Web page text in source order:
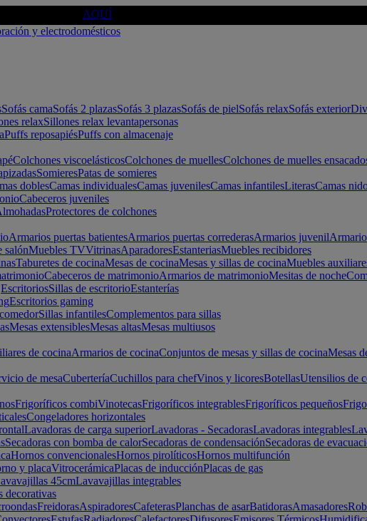
AQUÍ
Sofás camaSofás 2 plazasSofás 3 plazasSofás de pielSofás relaxSofás exterior
relaxSillones relax levantapersonas
Puffs reposapiésPuffs con almacenaje
Colchones viscoelásticosColchones de muellesColchones de muelles
SomieresPatas de somieres
doblesCamas individualesCamas juvenilesCamas infantilesLiterasCamas
Cabeceros juveniles
Protectores de colchones
Armarios puertas batientesArmarios puertas correderasArmarios juvenil
salónMuebles TVVitrinasAparadoresEstanteriasMuebles recibidores
Taburetes de cocinaMesas de cocinaMesas y sillas de cocinaMuebles
Cabeceros de matrimonioArmarios de matrimonioMesitas de noche
EscritoriosSillas de escritorioEstanterías
Escritorios gaming
Sillas infantilesComplementos para sillas
Mesas extensiblesMesas altasMesas multiusos
de cocinaArmarios de cocinaConjuntos de mesas y sillas de cocinaMesas
de mesaCuberteríaCuchillos para chefVinos y licoresBotellasUtensilios de
Frigoríficos combiVinotecasFrigoríficos integrablesFrigoríficos pequeños
Congeladores horizontales
Lavadoras de carga superiorLavadoras - SecadorasLavadoras integrables
Secadoras con bomba de calorSecadoras de condensaciónSecadoras de
Hornos convencionalesHornos pirolíticosHornos multifunción
y placaVitrocerámicaPlacas de inducciónPlacas de gas
45cmLavavajillas integrables
decorativas
FreidorasAspiradoresCafeterasPlanchas de asarBatidorasAmasadores